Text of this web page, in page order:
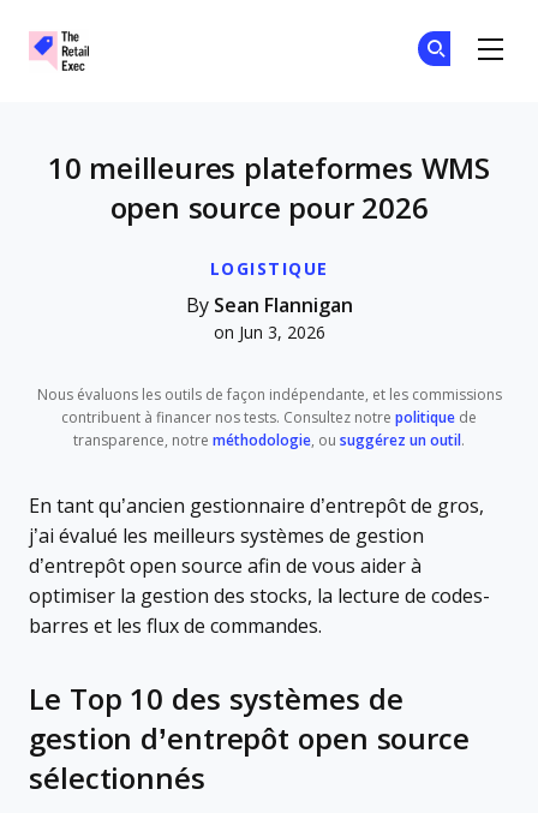
LOGISTIQUE
10 meilleures plateformes WMS
open source pour 2026
By Sean Flannigan
on Jun 3, 2026
Nous évaluons les outils de façon indépendante, et les commissions
contribuent à financer nos tests. Consultez notre politique de
transparence, notre méthodologie, ou suggérez un outil .
En tant qu’ancien gestionnaire d’entrepôt de gros,
j’ai évalué les meilleurs systèmes de gestion
d’entrepôt open source afin de vous aider à
optimiser la gestion des stocks, la lecture de codes-
barres et les flux de commandes.
Le Top 10 des systèmes de
gestion d’entrepôt open source
sélectionnés